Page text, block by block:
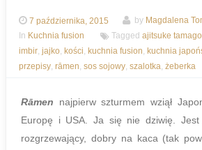
7 października, 2015 by Magdalena
In Kuchnia fusion Tagged ajitsuke tamago
imbir, jajko, kości, kuchnia fusion, kuchnia
przepisy, rāmen, sos sojowy, szalotka, żeberka
Rāmen najpierw szturmem wziął
Europę i USA. Ja się nie dziwię. Jest
rozgrzewający, dobry na kaca (tak